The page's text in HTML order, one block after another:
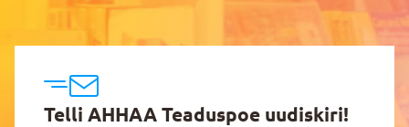
Telli AHHAA Teaduspoe uudiskiri!